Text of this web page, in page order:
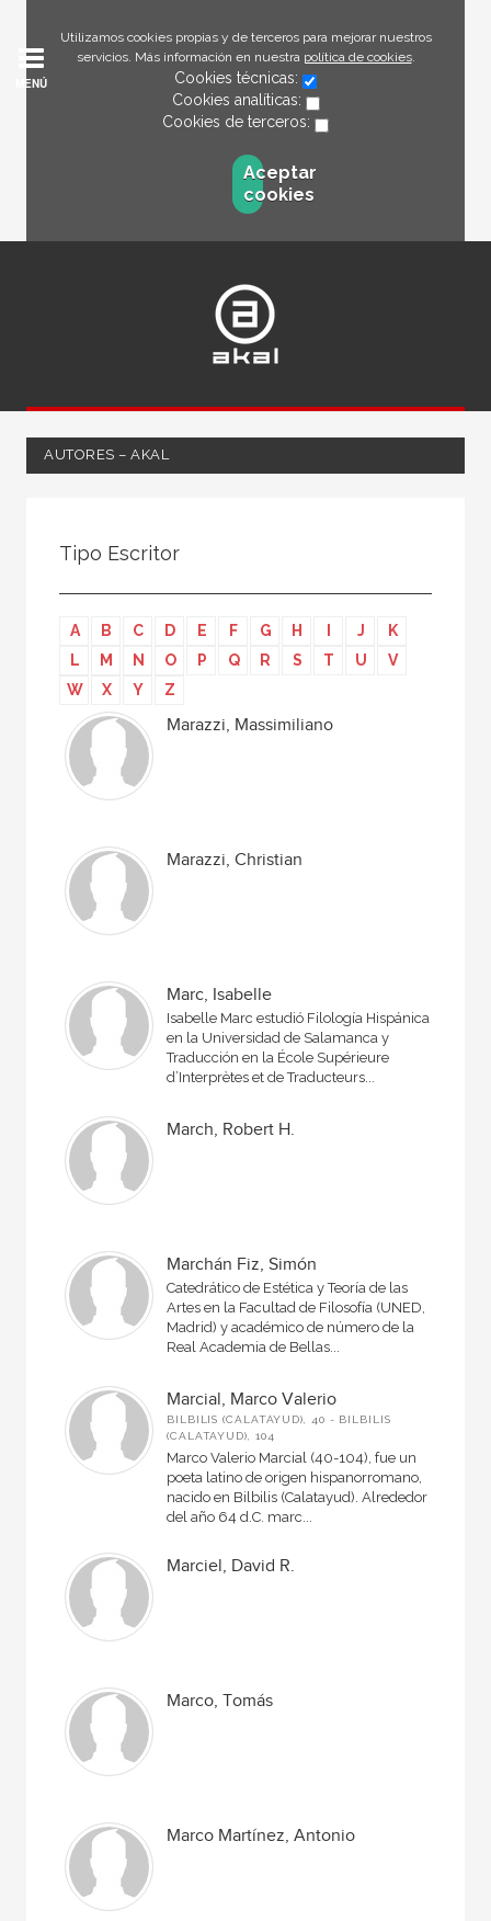
Utilizamos cookies propias y de terceros para mejorar nuestros
servicios. Más información en nuestra política de cookies.
Cookies técnicas:
Cookies analíticas:
Cookies de terceros:
Aceptar
cookies
MENÚ
AUTORES – AKAL
Editor
Editora
Escritor
Escritora
Prologuista
Traductor
Tipo Escritor
A B C D E F G H J
K
L
M N O P Q R S T U
V
W
X Y Z
Marazzi, Massimiliano
Marazzi, Christian
Marc, Isabelle
Isabelle Marc estudió Filología Hispánica
en la Universidad de Salamanca y
Traducción en la École Supérieure
d’Interprètes et de Traducteurs...
March, Robert H.
Marchán Fiz, Simón
Catedrático de Estética y Teoría de las
Artes en la Facultad de Filosofía (UNED,
Madrid) y académico de número de la
Real Academia de Bellas...
Marcial, Marco Valerio
BILBILIS (CALATAYUD), 40 - BILBILIS
(CALATAYUD), 104
Marco Valerio Marcial (40-104), fue un
poeta latino de origen hispanorromano,
nacido en Bilbilis (Calatayud). Alrededor
del año 64 d.C. marc...
Marciel, David R.
Marco, Tomás
Marco Martínez, Antonio